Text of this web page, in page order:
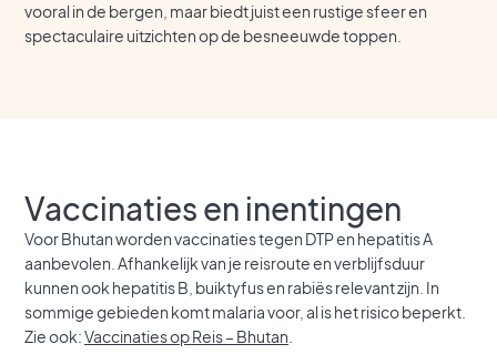
vooral in de bergen, maar biedt juist een rustige sfeer en
spectaculaire uitzichten op de besneeuwde toppen.
Vaccinaties en inentingen
Voor Bhutan worden vaccinaties tegen DTP en hepatitis A
aanbevolen. Afhankelijk van je reisroute en verblijfsduur
kunnen ook hepatitis B, buiktyfus en rabiës relevant zijn. In
sommige gebieden komt malaria voor, al is het risico beperkt.
Zie ook:Vaccinaties op Reis – Bhutan